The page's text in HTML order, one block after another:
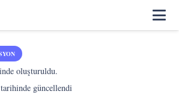
oluşturuldu.
tarihinde güncellendi